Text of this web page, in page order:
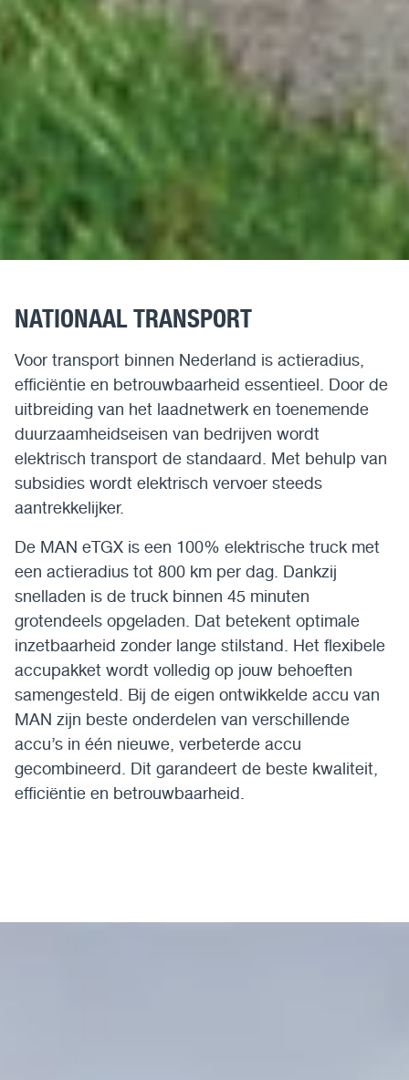
NATIONAAL TRANSPORT
Voor transport binnen Nederland is actieradius,
efficiëntie en betrouwbaarheid essentieel. Door de
uitbreiding van het laadnetwerk en toenemende
duurzaamheidseisen van bedrijven wordt
elektrisch transport de standaard. Met behulp van
subsidies wordt elektrisch vervoer steeds
aantrekkelijker.
De MAN eTGX is een 100% elektrische truck met
een actieradius tot 800 km per dag. Dankzij
snelladen is de truck binnen 45 minuten
grotendeels opgeladen. Dat betekent optimale
inzetbaarheid zonder lange stilstand. Het flexibele
accupakket wordt volledig op jouw behoeften
samengesteld. Bij de eigen ontwikkelde accu van
MAN zijn beste onderdelen van verschillende
accu’s in één nieuwe, verbeterde accu
gecombineerd. Dit garandeert de beste kwaliteit,
efficiëntie en betrouwbaarheid.